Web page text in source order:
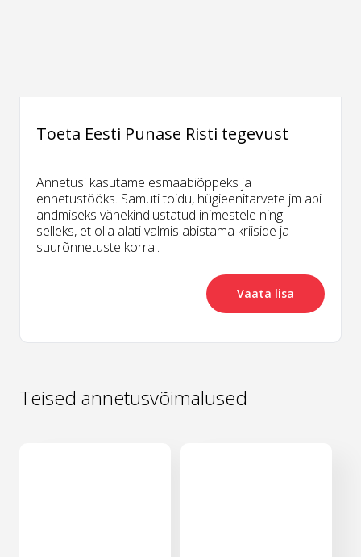
Toeta Eesti Punase Risti tegevust
Annetusi kasutame esmaabiõppeks ja
ennetustööks. Samuti toidu, hügieenitarvete jm abi
andmiseks vähekindlustatud inimestele ning
selleks, et olla alati valmis abistama kriiside ja
suurõnnetuste korral.
Vaata lisa
Teised annetusvõimalused